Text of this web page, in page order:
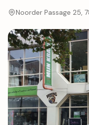
Noorder Passage 25,